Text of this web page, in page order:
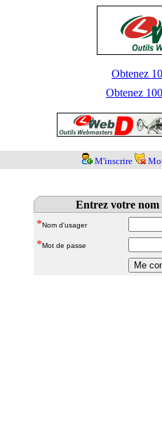
Obtenez
Obtenez
M'inscrire
Entrez votre nom
*Nom d'usager
*Mot de passe